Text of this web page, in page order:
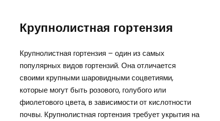
Крупнолистная гортензия
Крупнолистная гортензия – один из самых
популярных видов гортензий. Она отличается
своими крупными шаровидными соцветиями,
которые могут быть розового, голубого или
фиолетового цвета, в зависимости от кислотности
почвы. Крупнолистная гортензия требует укрытия на